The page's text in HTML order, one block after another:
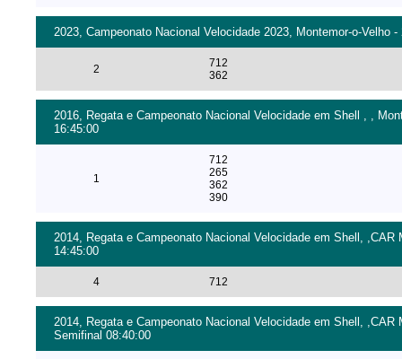
2023, Campeonato Nacional Velocidade 2023, Montemor-o-Velho
2
712
362
2016, Regata e Campeonato Nacional Velocidade em Shell , ,
16:45:00
1
712
265
362
390
2014, Regata e Campeonato Nacional Velocidade em Shell,
14:45:00
4 712
2014, Regata e Campeonato Nacional Velocidade em Shell,
Semifinal 08:40:00